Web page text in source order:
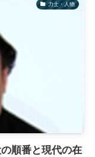
力士・人物
順番と現代の在